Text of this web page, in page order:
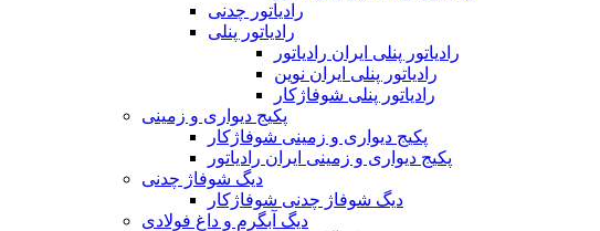
رادیاتور چدنی
رادیاتور پنلی
رادیاتور پنلی ایران رادیاتور
رادیاتور پنلی ایران نوین
رادیاتور پنلی شوفاژکار
پکیج دیواری و زمینی
پکیج دیواری و زمینی شوفاژکار
پکیج دیواری و زمینی ایران رادیاتور
دیگ شوفاژ چدنی
دیگ شوفاژ چدنی شوفاژکار
دیگ آبگرم و داغ فولادی